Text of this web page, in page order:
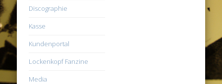
Discographie
Kasse
Kundenportal
Lockenkopf Fanzine
Media